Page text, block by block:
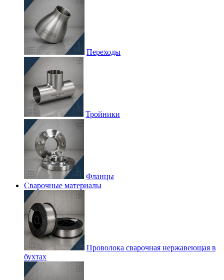
Переходы
Тройники
Фланцы
Сварочные материалы
Проволока сварочная нержавеющая в
бухтах